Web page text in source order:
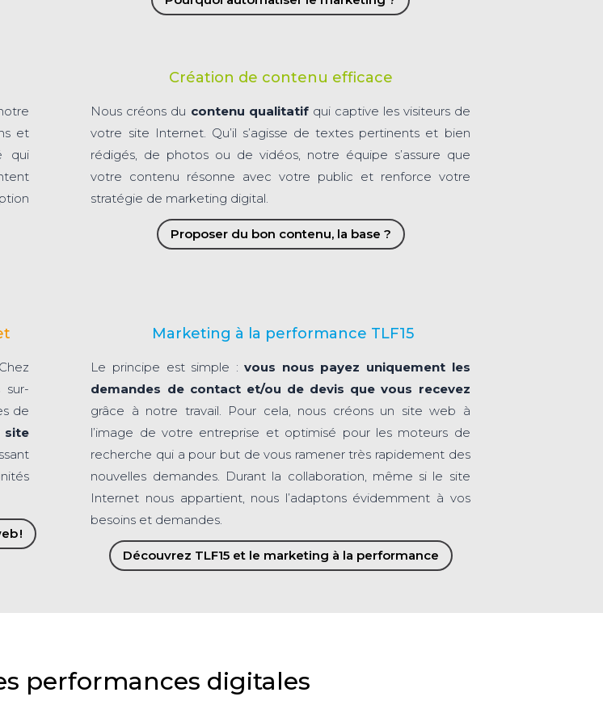
et
qui
Création de contenu efficace
Nous créons du contenu qualitatifqui captive les visiteurs de
votre site Internet. Qu’il s’agisse de textes pertinents et bien
rédigés, de photos ou de vidéos, notre équipe s’assure que
votre contenu résonne avec votre public et renforce votre
stratégie de marketing digital.
Proposer du bon contenu, la base ?
sur-
de
site
!
Marketing à la performance TLF15
Le principe est simple :vous nous payez uniquement les
demandes de contact et/ou de devis que vous recevez
grâce à notre travail. Pour cela, nous créons un site web à
l’image de votre entreprise et optimisé pour les moteurs de
recherche qui a pour but de vous ramener très rapidement des
nouvelles demandes. Durant la collaboration, même si le site
Internet nous appartient, nous l’adaptons évidemment à vos
besoins et demandes.
Découvrez TLF15 et le marketing à la performance
performances digitales